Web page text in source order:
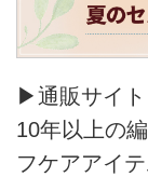
▶通販サイト
10年以上の
フケアアイテ